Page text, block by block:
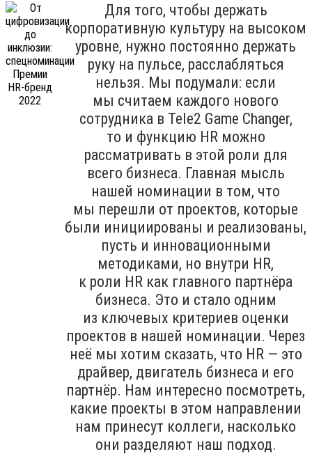
Для того, чтобы держать
корпоративную культуру на высоком
уровне, нужно постоянно держать
руку на пульсе, расслабляться
нельзя. Мы подумали: если
мы считаем каждого нового
сотрудника в Tele2 Game Changer,
то и функцию HR можно
рассматривать в этой роли для
всего бизнеса. Главная мысль
нашей номинации в том, что
мы перешли от проектов, которые
были инициированы и реализованы,
пусть и инновационными
методиками, но внутри HR,
к роли HR как главного партнёра
бизнеса. Это и стало одним
из ключевых критериев оценки
проектов в нашей номинации. Через
неё мы хотим сказать, что HR — это
драйвер, двигатель бизнеса и его
партнёр. Нам интересно посмотреть,
какие проекты в этом направлении
нам принесут коллеги, насколько
они разделяют наш подход.